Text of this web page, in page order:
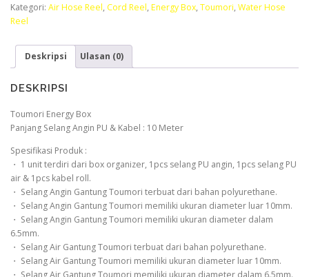
Kategori: Air Hose Reel, Cord Reel, Energy Box, Toumori, Water Hose
Reel
Deskripsi Ulasan (0)
DESKRIPSI
Toumori Energy Box
Panjang Selang Angin PU & Kabel : 10 Meter
Spesifikasi Produk :
・ 1 unit terdiri dari box organizer, 1pcs selang PU angin, 1pcs selang PU
air & 1pcs kabel roll.
・ Selang Angin Gantung Toumori terbuat dari bahan polyurethane.
・ Selang Angin Gantung Toumori memiliki ukuran diameter luar 10mm.
・ Selang Angin Gantung Toumori memiliki ukuran diameter dalam
6.5mm.
・ Selang Air Gantung Toumori terbuat dari bahan polyurethane.
・ Selang Air Gantung Toumori memiliki ukuran diameter luar 10mm.